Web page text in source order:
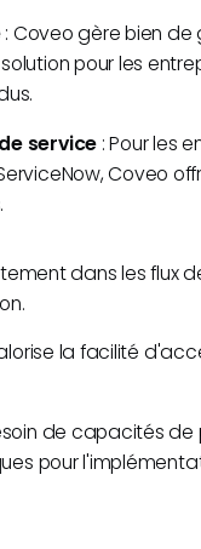
: Coveo gère bien de
pour les
service : Pour les
Coveo
dans les flux
la facilité
de capacités de
pour